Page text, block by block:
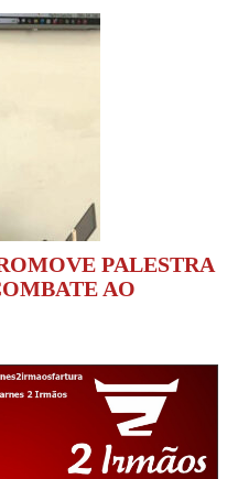
PALESTRA
AO